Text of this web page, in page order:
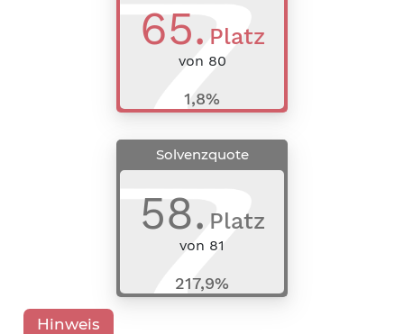
65. Platz
von 80
1,8%
Solvenzquote
58. Platz
von 81
217,9%
Hinweis